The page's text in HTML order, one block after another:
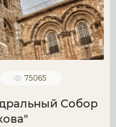
75065
Собор